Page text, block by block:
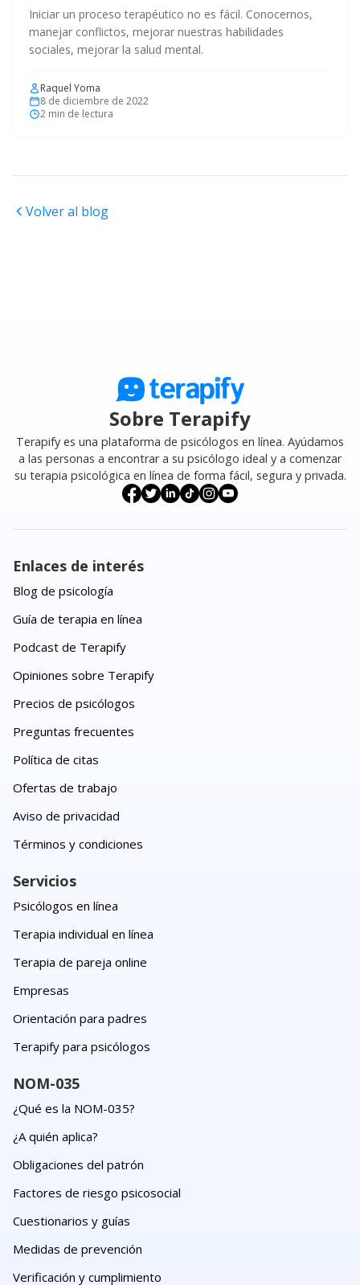
Iniciar un proceso terapéutico no es fácil. Conocernos,
manejar conflictos, mejorar nuestras habilidades
sociales, mejorar la salud mental.
Raquel Yoma
8 de diciembre de 2022
2 min de lectura
Volver al blog
Sobre Terapify
Terapify es una plataforma de psicólogos en línea. Ayúdamos
a las personas a encontrar a su psicólogo ideal y a comenzar
su terapia psicológica en línea de forma fácil, segura y privada.
Enlaces de interés
Blog de psicología
Guía de terapia en línea
Podcast de Terapify
Opiniones sobre Terapify
Precios de psicólogos
Preguntas frecuentes
Política de citas
Ofertas de trabajo
Aviso de privacidad
Términos y condiciones
Servicios
Psicólogos en línea
Terapia individual en línea
Terapia de pareja online
Empresas
Orientación para padres
Terapify para psicólogos
NOM-035
¿Qué es la NOM-035?
¿A quién aplica?
Obligaciones del patrón
Factores de riesgo psicosocial
Cuestionarios y guías
Medidas de prevención
Verificación y cumplimiento